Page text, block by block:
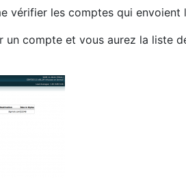
vérifier les comptes qui envoient
un compte et vous aurez la liste